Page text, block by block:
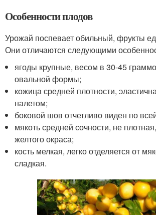
Особенности плодов
Урожай поспевает обильный, фрукты
Они отличаются следующими
ягоды крупные, весом в 30-45
овальной формы;
кожица средней плотности,
налетом;
боковой шов отчетливо виден по
мякоть средней сочности, не
желтого окраса;
кость мелкая, легко отделяется от
сладкая.